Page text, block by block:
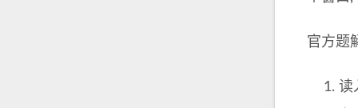
官方题
读